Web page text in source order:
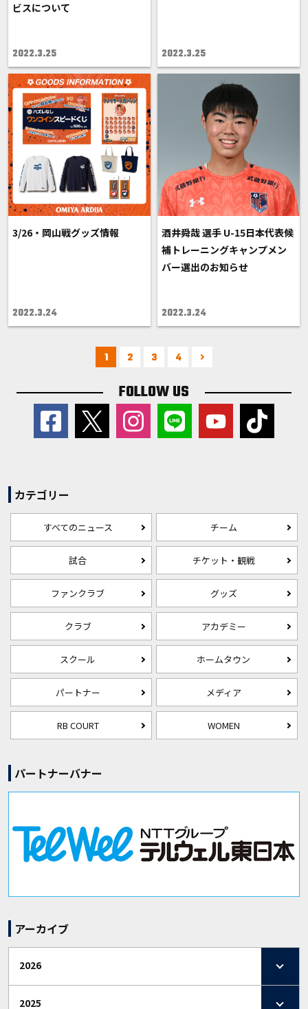
ビスについて
2022.3.25 2022.3.25
3/26・岡山戦グッズ情報
2022.3.24
酒井舜哉 選手 U-15日本代表候
補トレーニングキャンプメン
バー選出のお知らせ
2022.3.24
1 2 3 4
FOLLOW US
カテゴリー
すべてのニュース チーム
試合 チケット・観戦
ファンクラブ グッズ
クラブ アカデミー
スクール ホームタウン
パートナー メディア
RB COURT WOMEN
パートナーバナー
アーカイブ
2026
2025